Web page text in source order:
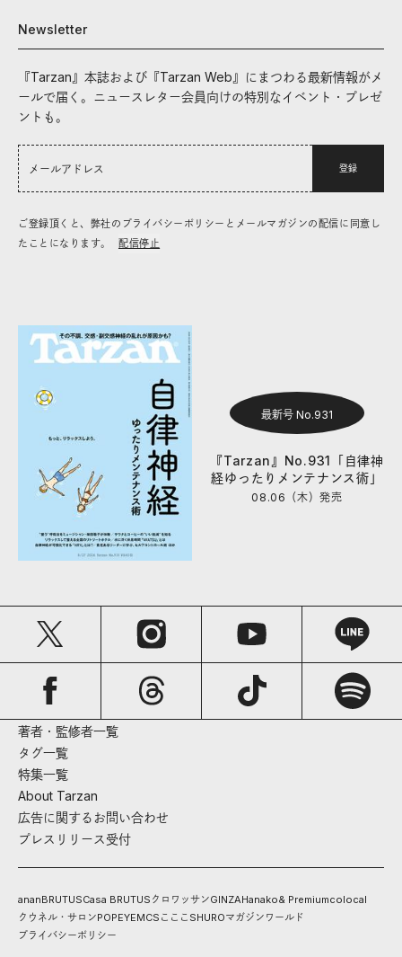
Newsletter
『Tarzan』本誌および『Tarzan Web』にまつわる最新情報がメ
ールで届く。ニュースレター会員向けの特別なイベント・プレゼ
ントも。
登録
ご登録頂くと、弊社のプライバシーポリシーとメールマガジンの配信に同意し
たことになります。
配信停止
最新号 No.931
『Tarzan』No.931「自律神
経ゆったりメンテナンス術」
08.06（木）発売
著者・監修者一覧
タグ一覧
特集一覧
About Tarzan
広告に関するお問い合わせ
プレスリリース受付
ananBRUTUSCasa BRUTUS クロワッサンGINZAHanako& Premiumcolocal
クウネル・サロンPOPEYEMCS こここ SHUROマガジンワールド
プライバシーポリシー